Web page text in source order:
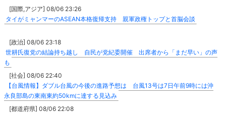
[国際,アジア] 08/06 23:26
タイがミャンマーのASEAN本格復帰支持 親軍政権トップと首脳会談
[政治] 08/06 23:18
世耕氏復党の結論持ち越し 自民が党紀委開催 出席者から「まだ早い」の声
も
[社会] 08/06 22:40
【台風情報】ダブル台風の今後の進路予想は 台風13号は7日午前9時には沖
永良部島の東南東約50kmに達する見込み
[都道府県] 08/06 22:08